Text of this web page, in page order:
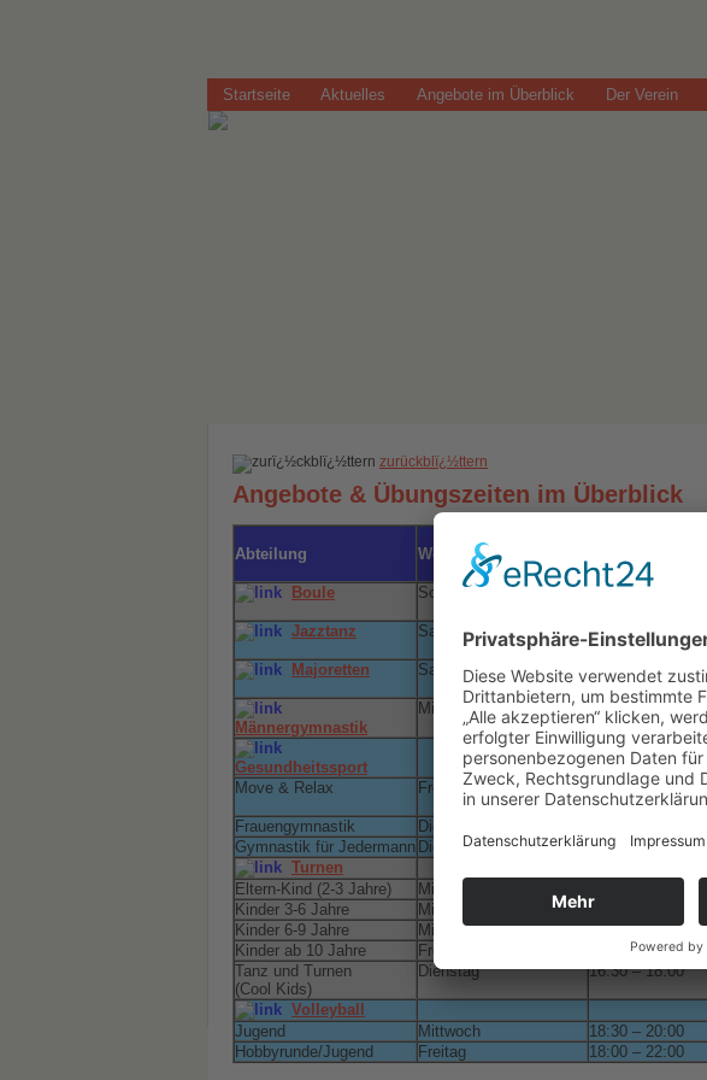
Startseite Aktuelles Angebote im Überblick Der Verein
zurückblï¿½ttern
Angebote & Übungszeiten im Überblick
Abteilung Wochentag
Boule Sonntag 10:00 – 12:00
Jazztanz
Samstag 10:00 – 11:00
Majoretten
Samstag 13:00 - 14:30
Männergymnastik
Mittwoch 20:00 – 22:00
Gesundheitssport
Move & Relax
Freitag 18:00 – 19:00
Frauengymnastik
Dienstag
Gymnastik für Jedermann Dienstag 15:30 – 16:30
Turnen
Eltern-Kind (2-3 Jahre)
Mittwoch
Kinder 3-6 Jahre
Mittwoch 15:30 – 16:30
Kinder 6-9 Jahre
Mittwoch 17:30 – 18:30
Kinder ab 10 Jahre
Freitag –18:00
Tanz und Turnen
(Cool Kids)
Dienstag 16:30 – 18:00
Volleyball
Jugend
Mittwoch 18:30 – 20:00
Hobbyrunde/Jugend
Freitag 18:00 – 22:00